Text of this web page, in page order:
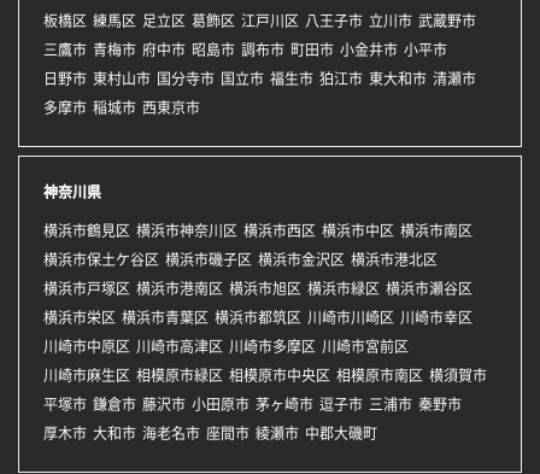
板橋区 練馬区 足立区 葛飾区 江戸川区 八王子市 立川市 武蔵野市
三鷹市 青梅市 府中市 昭島市 調布市 町田市 小金井市 小平市
日野市 東村山市 国分寺市 国立市 福生市 狛江市 東大和市 清瀬市
多摩市 稲城市 西東京市
神奈川県
横浜市鶴見区 横浜市神奈川区 横浜市西区 横浜市中区 横浜市南区
横浜市保土ケ谷区 横浜市磯子区 横浜市金沢区 横浜市港北区
横浜市戸塚区 横浜市港南区 横浜市旭区 横浜市緑区 横浜市瀬谷区
横浜市栄区 横浜市青葉区 横浜市都筑区 川崎市川崎区 川崎市幸区
川崎市中原区 川崎市高津区 川崎市多摩区 川崎市宮前区
川崎市麻生区 相模原市緑区 相模原市中央区 相模原市南区 横須賀市
平塚市 鎌倉市 藤沢市 小田原市 茅ヶ崎市 逗子市 三浦市 秦野市
厚木市 大和市 海老名市 座間市 綾瀬市 中郡大磯町